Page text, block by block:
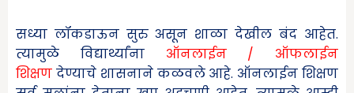
सध्या लॉकडाऊन सुरु असून शाळा देखील बंद आहेत.
त्यामुळे विद्यार्थ्यांना ऑनलाईन / ऑफलाईन
शिक्षण देण्याचे शासनाने कळवले आहे. ऑनलाईन शिक्षण